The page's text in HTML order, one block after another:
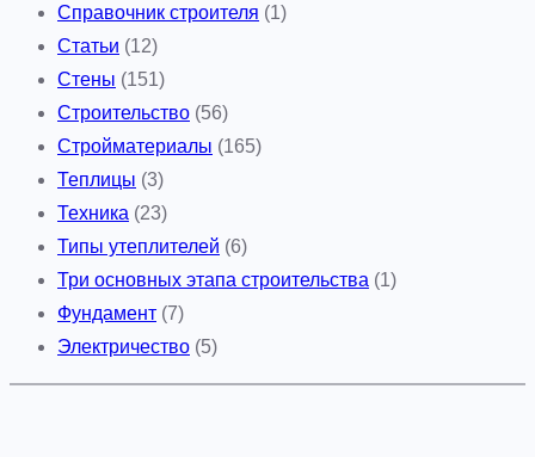
Справочник строителя (1)
Статьи (12)
Стены (151)
Строительство (56)
Стройматериалы (165)
Теплицы (3)
Техника (23)
Типы утеплителей (6)
Три основных этапа строительства (1)
Фундамент (7)
Электричество (5)